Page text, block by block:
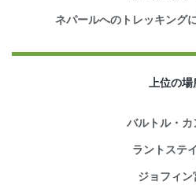
ネパールへのトレッキング
上位の
バルトル・カ
ラントステ
ジョフィン